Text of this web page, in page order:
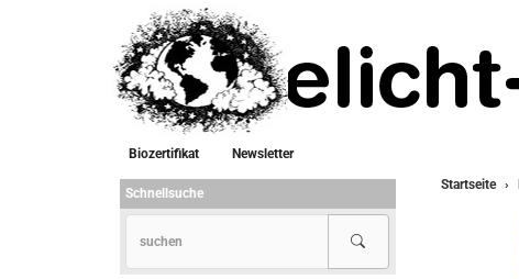
Biozertifikat
Newsletter
Startseite
Schnellsuche